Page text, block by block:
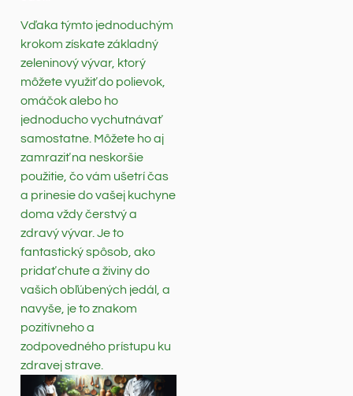
Vďaka týmto jednoduchým
krokom získate základný
zeleninový vývar, ktorý
môžete využiť do polievok,
omáčok alebo ho
jednoducho vychutnávať
samostatne. Môžete ho aj
zamraziť na neskoršie
použitie, čo vám ušetrí čas
a prinesie do vašej kuchyne
doma vždy čerstvý a
zdravý vývar. Je to
fantastický spôsob, ako
pridať chute a živiny do
vašich obľúbených jedál, a
navyše, je to znakom
pozitívneho a
zodpovedného prístupu ku
zdravej strave.